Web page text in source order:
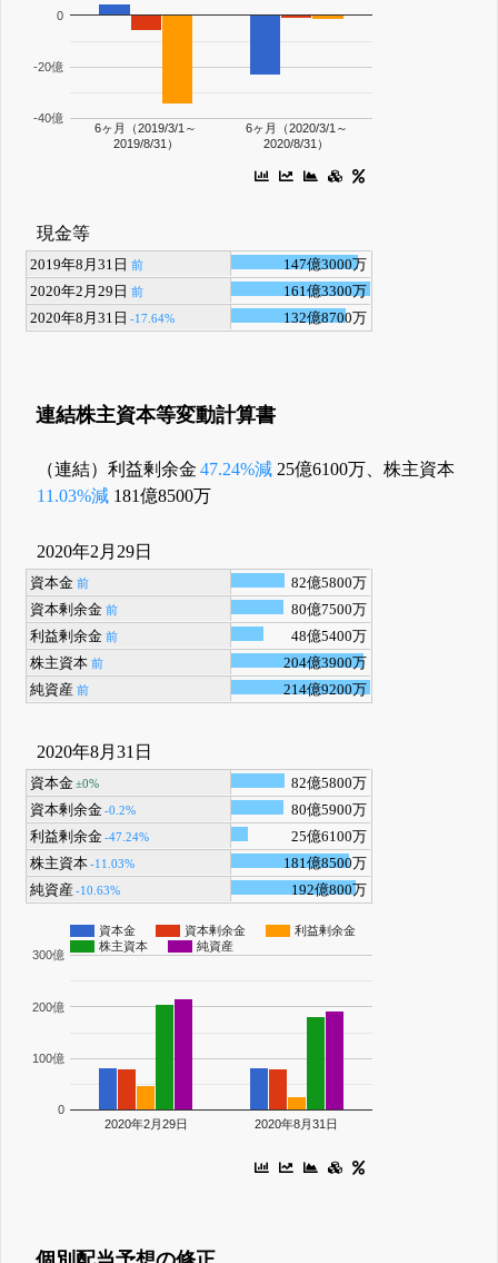
6ヶ月（2019/3/1～
2019/8/31）
6ヶ月（2020/3/1～
2020/8/31）
-40億
-20億
0
現金等
2019年8月31日 前
147億3000万
2020年2月29日 前
161億3300万
2020年8月31日 -17.64% 132億8700万
連結株主資本等変動計算書
（連結）利益剰余金 47.24%減 25億6100万、株主資本
11.03%減 181億8500万
2020年2月29日
資本金 前
82億5800万
資本剰余金 前
80億7500万
利益剰余金 前
48億5400万
株主資本 前
204億3900万
純資産 前 214億9200万
2020年8月31日
資本金±0%
82億5800万
資本剰余金-0.2%
80億5900万
利益剰余金-47.24%
25億6100万
株主資本-11.03%
181億8500万
純資産-10.63% 192億800万
資本金 資本剰余金
利益剰余金
株主資本
純資産
2020年2月29日 2020年8月31日
0
100億
200億
300億